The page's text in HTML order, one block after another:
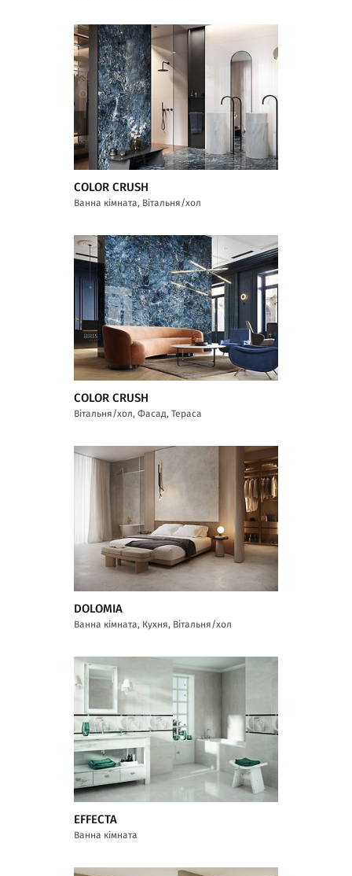
COLOR CRUSH
Ванна кімната, Вітальня/хол
COLOR CRUSH
Вітальня/хол, Фасад, Тераса
DOLOMIA
Ванна кімната, Кухня, Вітальня/хол
EFFECTA
Ванна кімната